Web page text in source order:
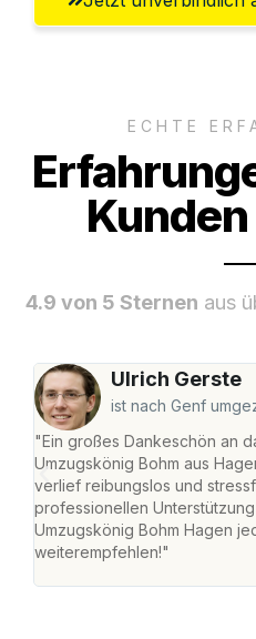
ECHTE
4.9 von 5 Sternen aus
Ulrich Gerste
ist nach Genf
"Ein großes Dankeschön an
Umzugskönig Bohm aus
verlief reibungslos und
professionellen
Umzugskönig Bohm Hagen
weiterempfehlen!"